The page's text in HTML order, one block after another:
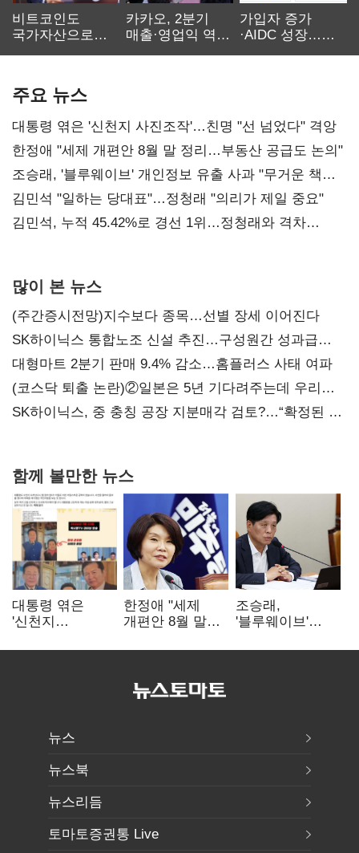
비트코인도
국가자산으로…'
카카오, 2분기
매출·영업익 역대
가입자 증가
·AIDC 성장…
주요 뉴스
대통령 엮은 '신천지 사진조작'…친명 "선 넘었다" 격앙
한정애 "세제 개편안 8월 말 정리…부동산 공급도 논의"
조승래, '블루웨이브' 개인정보 유출 사과 "무거운 책임
통감"
김민석 "일하는 당대표"…정청래 "의리가 제일 중요"
김민석, 누적 45.42%로 경선 1위…정청래와 격차
많이 본 뉴스
(주간증시전망)지수보다 종목…선별 장세 이어진다
SK하이닉스 통합노조 신설 추진…구성원간 성과급
불만 확산
대형마트 2분기 판매 9.4% 감소…홈플러스 사태 여파
(코스닥 퇴출 논란)②일본은 5년 기다려주는데 우리는
당장 퇴출?…시간만으론 부족한 코스닥 구하기
SK하이닉스, 중 충칭 공장 지분매각 검토?…“확정된 바
함께 볼만한 뉴스
대통령 엮은
'신천지
"선 넘었다" 격앙
한정애 "세제
개편안 8월 말
공급도 논의"
조승래,
'블루웨이브'
사과 "무거운
뉴스
뉴스북
뉴스리듬
토마토증권통 Live